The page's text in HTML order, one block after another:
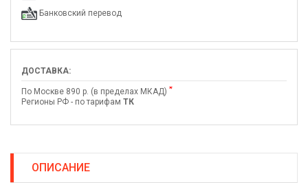
Банковский перевод
ДОСТАВКА:
По Москве 890 р. (в пределах МКАД) *
Регионы РФ - по тарифам ТК
ОПИСАНИЕ